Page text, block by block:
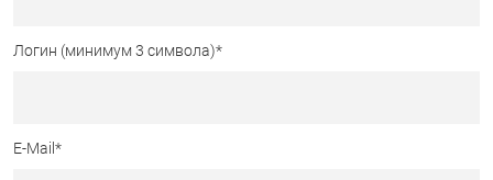
Логин (минимум 3 символа)*
E-Mail *